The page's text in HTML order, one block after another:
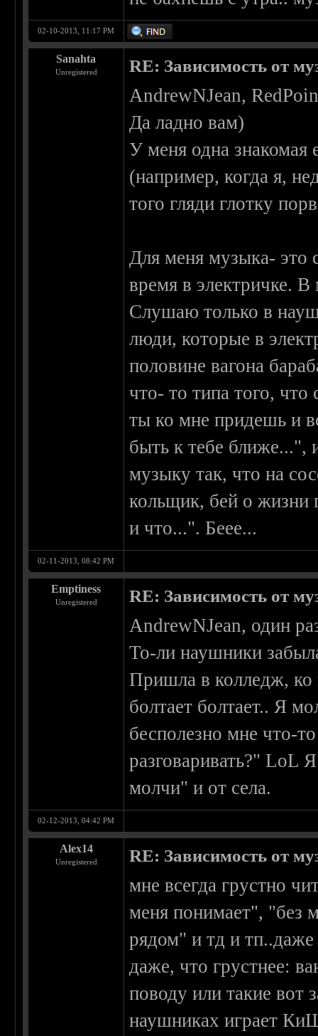
02-10-2013, 11:17 PM
Sanahta
Unregistered RE: Зависимость от
AndrewNJean,
Да ладно вам)
У меня одна знакомая
(например, когда я,
того гляди глотку
Для меня музыка- это
время в электричке.
Слушаю только в
люди, которые в
половине вагона
что- то типа того,
ты ко мне придешь и
быть к тебе ближе...",
музыку так, что на
кольщик, бей о жизни
и что...". Беее...
02-11-2013, 08:42 PM
Emptiness
Unregistered RE: Зависимость от
AndrewNJean, один
То-ли наушники
Пришла в колледж, ко
болтает болтает.. Я
бесполезно мне что-
разговаривать?" LoL
молчи" и от села.
02-12-2013, 04:42 PM
Alex14
Unregistered RE: Зависимость от
мне всегда грустно
меня понимает", "без
рядом" и тд и
даже, что грустнее:
поводу или такие вот
наушниках играет